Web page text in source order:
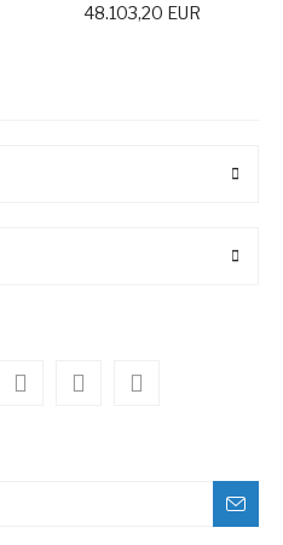
48.103,20 EUR